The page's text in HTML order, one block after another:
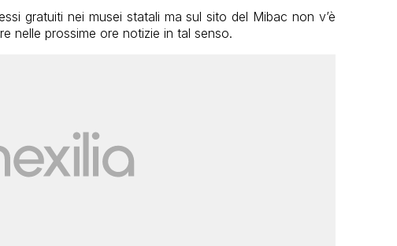
gratuiti nei musei statali ma sul sito del Mibac non v’è
nelle prossime ore notizie in tal senso.